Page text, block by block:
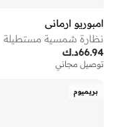
امبوريو ارماني
نظارة شمسية مستطيلة
د.ك66.94
توصيل مجاني
بريميوم